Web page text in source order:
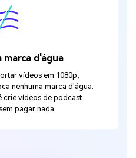
marca d'água
vídeos em 1080p,
nenhuma marca d'água.
crie vídeos de podcast
pagar nada.